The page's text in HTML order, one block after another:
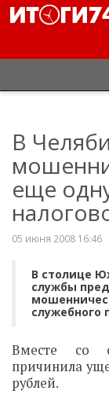
В
еще
05 июня 2008 16:46
В столице
службы
служебного
Вместе со
причинила
рублей.